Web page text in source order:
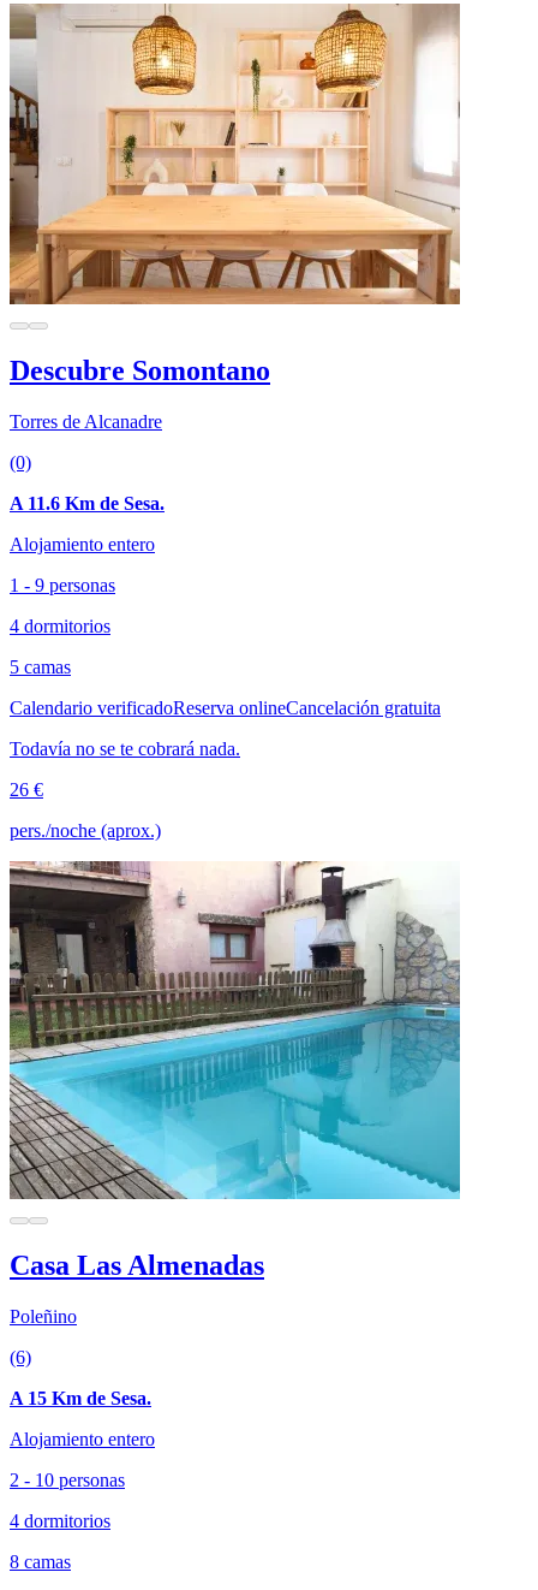
Descubre Somontano
Torres de Alcanadre
(0)
A 11.6 Km de Sesa.
Alojamiento entero
1 - 9 personas
4 dormitorios
5 camas
Calendario verificadoReserva onlineCancelación gratuita
Todavía no se te cobrará nada.
26 €
pers./noche (aprox.)
Casa Las Almenadas
Poleñino
(6)
A 15 Km de Sesa.
Alojamiento entero
2 - 10 personas
4 dormitorios
8 camas